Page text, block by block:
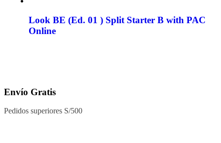
Look BE (Ed. 01 ) Split Starter B with PAC
Online
Envío Gratis
Pedidos superiores S/500